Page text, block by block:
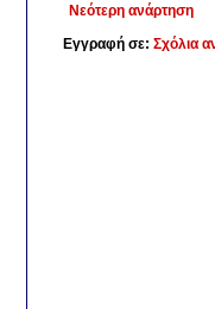
Νεότερη ανάρτηση
Εγγραφή σε: Σχόλια